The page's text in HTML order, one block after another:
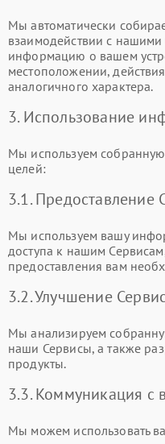
Мы автоматически
взаимодействии с
информацию о вашем
местоположении,
аналогичного характера.
3. Использование
Мы используем
целей:
3.1. Предоставление
Мы используем вашу
доступа к нашим
предоставления вам
3.2. Улучшение
Мы анализируем
наши Сервисы, а также
продукты.
3.3. Коммуникация с
Мы можем использовать